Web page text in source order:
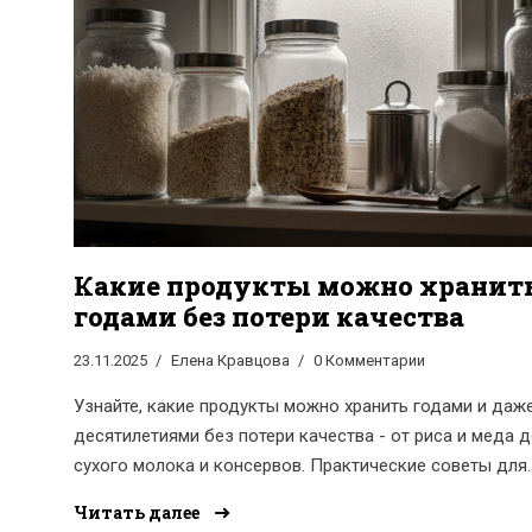
Какие продукты можно
годами без потери качества
23.11.2025 Елена Кравцова 0 Комментарии
Узнайте, какие продукты можно хранить годами и
десятилетиями без потери качества - от риса и меда
сухого молока и консервов. Практические советы для
Читать далее